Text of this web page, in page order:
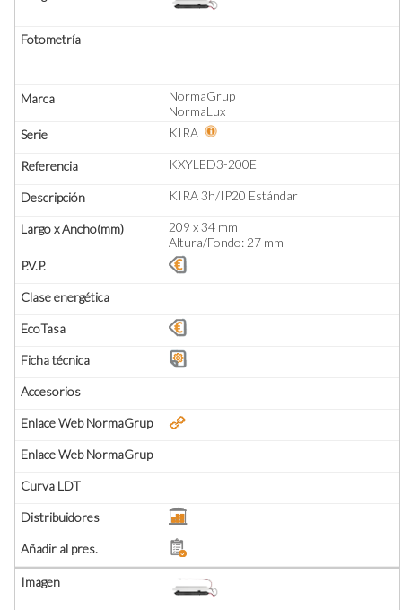
NormaGrup
NormaLux
KIRA
KXYLED3-200E
KIRA 3h/IP20 Estándar
209 x 34 mm
Altura/Fondo: 27 mm